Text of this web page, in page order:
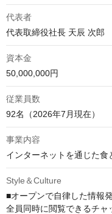
代表者
代表取締役社長 天辰 次郎
資本金
50,000,000円
従業員数
92名（2026年7月現在）
事業内容
インターネットを通じた
Style＆Culture
■オープンで自律した情報
全員同時に閲覧できるチャ